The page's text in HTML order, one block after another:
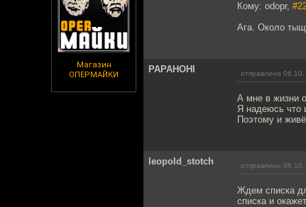
Магазин
ОПЕРМАЙКИ
Кому: odopr,
Ага. Около
PAPAHOHI отправлено
А мне в жизни
Я надеюсь что
Поэтому и
leopold_stotch отправлено
Ждем списка
списка и